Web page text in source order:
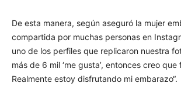
De esta manera, según aseguró la mujer
compartida por muchas personas en
uno de los perfiles que replicaron nuestra
más de 6 mil ‘me gusta’, entonces creo que
Realmente estoy disfrutando mi embarazo“.